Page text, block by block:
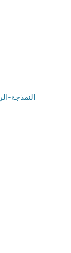
النمذجة-